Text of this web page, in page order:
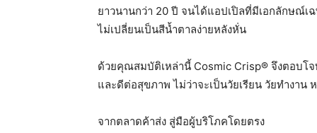
ยาวนานกว่า 20 ปี จนได้แอปเปิลที่มีเอกลักษณ์
ไม่เปลี่ยนเป็นสีน้ำตาลง่ายหลังหั่น
ด้วยคุณสมบัติเหล่านี้ Cosmic Crisp® จึงตอบโ
และดีต่อสุขภาพ ไม่ว่าจะเป็นวัยเรียน วัยทำงา
จากตลาดค้าส่ง สู่มือผู้บริโภคโดยตรง